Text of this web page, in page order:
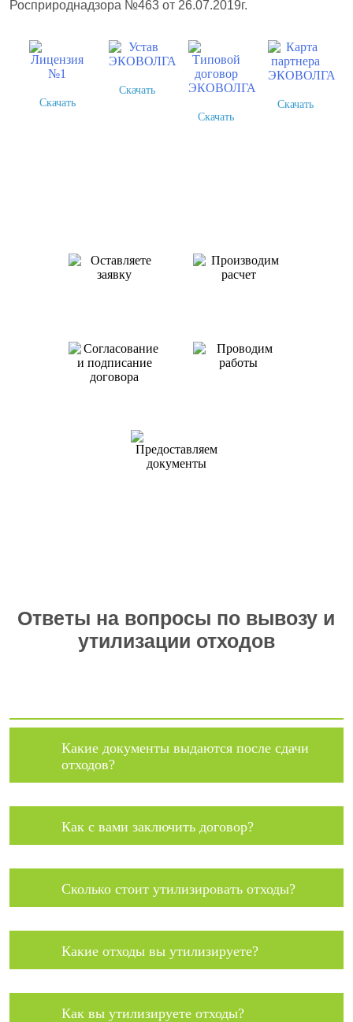
Росприроднадзора №463 от 26.07.2019г.
Скачать
Скачать
Скачать
Скачать
Ответы на вопросы по вывозу и
утилизации отходов
Какие документы выдаются после сдачи
отходов?
Как с вами заключить договор?
Сколько стоит утилизировать отходы?
Какие отходы вы утилизируете?
Как вы утилизируете отходы?